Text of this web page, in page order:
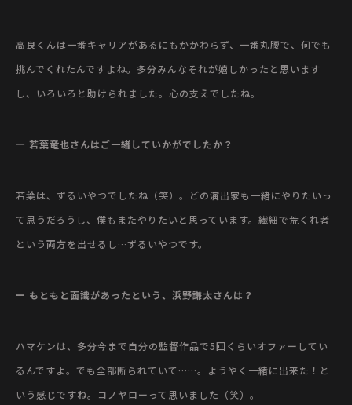
高良くんは一番キャリアがあるにもかかわらず、一番丸腰で、何でも
挑んでくれたんですよね。多分みんなそれが嬉しかったと思います
し、いろいろと助けられました。心の支えでしたね。
— 若葉竜也さんはご一緒していかがでしたか？
若葉は、ずるいやつでしたね（笑）。どの演出家も一緒にやりたいっ
て思うだろうし、僕もまたやりたいと思っています。繊細で荒くれ者
という両方を出せるし…ずるいやつです。
ー もともと面識があったという、浜野謙太さんは？
ハマケンは、多分今まで自分の監督作品で5回くらいオファーしてい
るんですよ。でも全部断られていて……。ようやく一緒に出来た！と
いう感じですね。コノヤローって思いました（笑）。